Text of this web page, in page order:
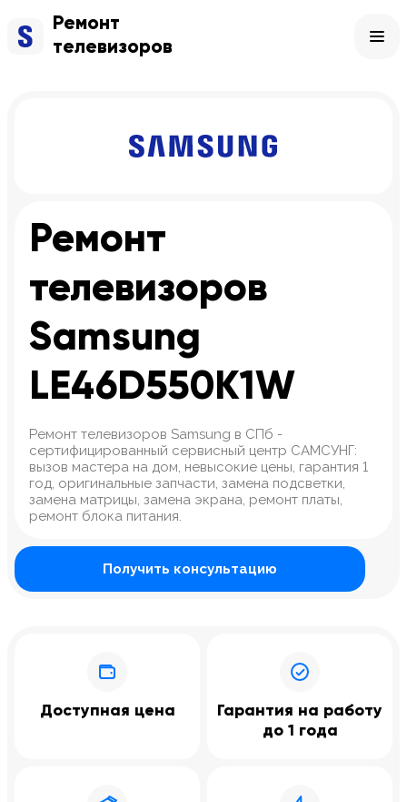
Ремонт
телевизоров
Ремонт
телевизоров
Samsung
LE46D550K1W
Ремонт телевизоров Samsung в СПб -
сертифицированный сервисный центр САМСУНГ:
вызов мастера на дом, невысокие цены, гарантия 1
год, оригинальные запчасти, замена подсветки,
замена матрицы, замена экрана, ремонт платы,
ремонт блока питания.
Получить консультацию
Доступная цена
Гарантия на работу
до 1 года